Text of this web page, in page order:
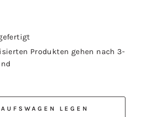
Produkten gehen nach 3-
LEGEN